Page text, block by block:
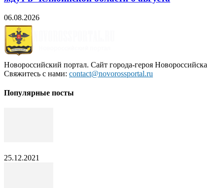
06.08.2026
Новороссийский портал. Сайт города-героя Новороссийска
Свяжитесь с нами: contact@novorossportal.ru
Популярные посты
25.12.2021